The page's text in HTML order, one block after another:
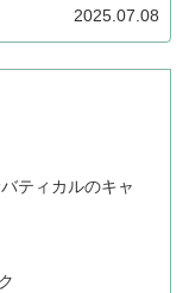
なっている商品をまとめま
2025.07.08
ティカルのキャ